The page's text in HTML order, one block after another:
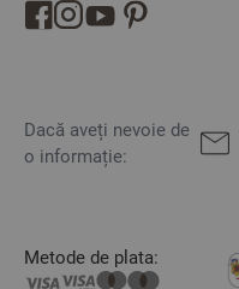
Dacă aveți nevoie de
o informație:
Metode de plata: